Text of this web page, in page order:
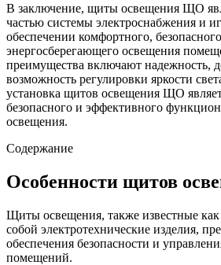
В заключение, щиты освещения ЩО
частью системы электроснабжения и
обеспечении комфортного,
энергосберегающего освещения
преимущества включают надежность,
возможность регулировки яркости
установка щитов освещения ЩО
безопасного и эффективного
освещения.
Содержание
Особенности щитов
Щиты освещения, также известные
собой электротехнические изделия,
обеспечения безопасности и
помещений.